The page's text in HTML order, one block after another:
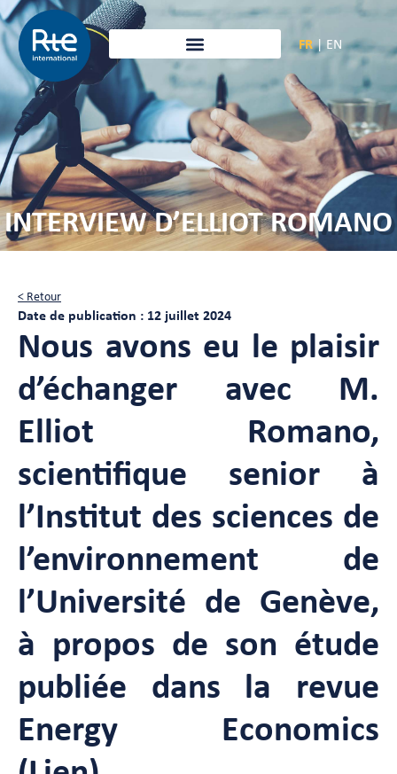
FR | EN
INTERVIEW D’ELLIOT ROMANO
< Retour
Date de publication : 12 juillet 2024
Nous avons eu le plaisir
d’échanger avec M.
Elliot Romano,
scientifique senior à
l’Institut des sciences de
l’environnement de
l’Université de Genève,
à propos de son étude
publiée dans la revue
Energy Economics